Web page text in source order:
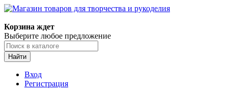
Корзина ждет
Выберите любое предложение
Найти
Вход
Регистрация